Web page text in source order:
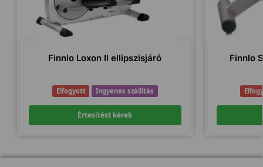
Finnlo Loxon II ellipszisjáró
Elfogyott Ingyenes szállítás
Értesítést kérek
Finnlo